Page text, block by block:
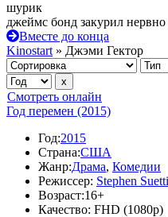
шурик
джеймс бонд закурил
Вместе до конца
Kinostart » Джэми Гектор
Смотреть онлайн
Год перемен (2015)
Год:2015
Страна:США
Жанр:Драма, Комедии
Режиссер: Stephen
Возраст:16+
Качество: FHD (1080p)